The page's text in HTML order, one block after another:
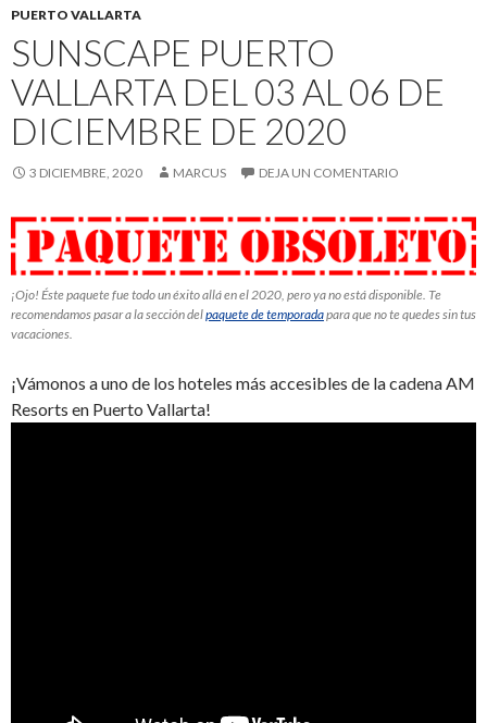
PUERTO VALLARTA
SUNSCAPE PUERTO
VALLARTA DEL 03 AL 06 DE
DICIEMBRE DE 2020
3 DICIEMBRE, 2020 MARCUS DEJA UN COMENTARIO
¡Ojo! Éste paquete fue todo un éxito allá en el 2020, pero ya no está disponible. Te
recomendamos pasar a la sección delpaquete de temporadapara que no te quedes sin tus
vacaciones.
¡Vámonos a uno de los hoteles más accesibles de la cadena AM
Resorts en Puerto Vallarta!